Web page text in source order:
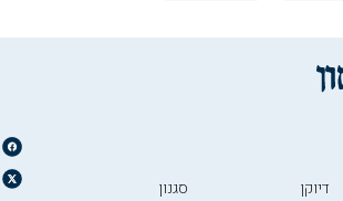
דיוקן
סגנון